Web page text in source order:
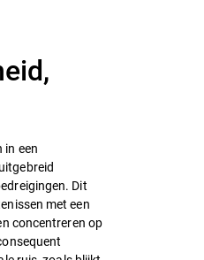
in een
Dit
met een
concentreren op